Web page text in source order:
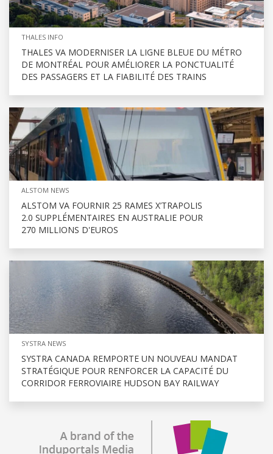
THALES INFO
THALES VA MODERNISER LA LIGNE BLEUE DU MÉTRO
DE MONTRÉAL POUR AMÉLIORER LA PONCTUALITÉ
DES PASSAGERS ET LA FIABILITÉ DES TRAINS
ALSTOM NEWS
ALSTOM VA FOURNIR 25 RAMES X’TRAPOLIS
2.0 SUPPLÉMENTAIRES EN AUSTRALIE POUR
270 MILLIONS D'EUROS
SYSTRA NEWS
SYSTRA CANADA REMPORTE UN NOUVEAU MANDAT
STRATÉGIQUE POUR RENFORCER LA CAPACITÉ DU
CORRIDOR FERROVIAIRE HUDSON BAY RAILWAY